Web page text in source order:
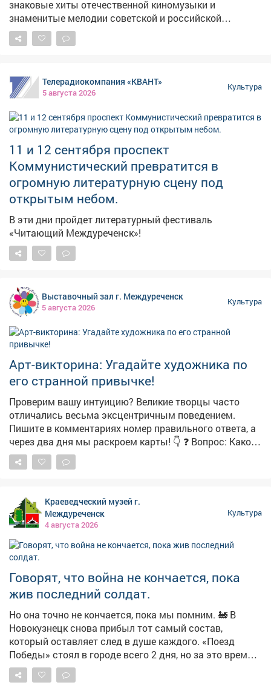
знаковые хиты отечественной киномузыки и
знаменитые мелодии советской и российской
эстрады. 💫 Со сцены интерактивного шоу вместе с
гостями Библиотеки споют харизматичные
концерт ноты настоящего русского размаха и
энергии. 🤩 До встречи в Центральной городской
библиотеке на Советской, 44! Задать вопрос можно по
телефону: 20644. #вкзмыски #споёмлюбимоеродное
#афишаВКЗ
Телерадиокомпания «КВАНТ»
5 августа 2026
Культура
11 и 12 сентября проспект
Коммунистический превратится в
огромную литературную сцену под
открытым небом.
В эти дни пройдет литературный фестиваль
«Читающий Междуреченск»!
Выставочный зал г. Междуреченск
5 августа 2026
Культура
Арт-викторина: Угадайте художника по
его странной привычке!
Проверим вашу интуицию? Великие творцы часто
отличались весьма эксцентричным поведением.
Пишите в комментариях номер правильного ответа, а
через два дня мы раскроем карты! 👇 ❓ Вопрос: Какой
великий русский художник так сильно любил птиц, что
каждую весну скупал на рынках целые клетки с
их на волю прямо на глазах у изумленной публики? 1️⃣
Иван Шишкин (набирался вдохновения для лесных
пейзажей) 2️⃣ Василий Перов (изучал повадки птиц для
знаменитого полотна «Грачи прилетели») 4️⃣ Иван
Айвазовский (считал, что птицы приносят удачу
морякам) 🏛 Искусство - это не сухие строчки из
учебников, а живые, страстные и порой очень
чудаковатые люди. Пока вы думаете над ответом,
напоминаем, что в нашем выставочном зале вовсю
работает новая масштабная выставка «Шахтёрская
слава»! Приходите заряжаться мощной энергией
индустриальной живописи и графики. 📍 Адрес: ул.
Весенняя 9 ⏳ Часы работы: пн-пт с 9:00-18:00
Краеведческий музей г.
Междуреченск
4 августа 2026
Культура
Говорят, что война не кончается, пока
жив последний солдат.
Но она точно не кончается, пока мы помним. 🚂 В
Новокузнецк снова прибыл тот самый состав,
который оставляет след в душе каждого. «Поезд
Победы» стоял в городе всего 2 дня, но за это время
его посетили сотни жителей Кузбасса - от школьников
до ветеранов. Это не просто музей на колесах. Это